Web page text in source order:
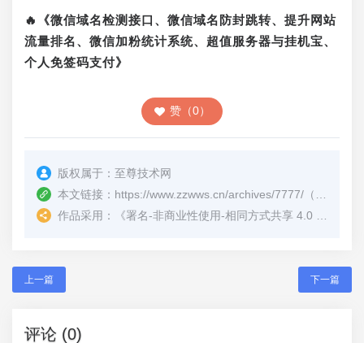
🔥《微信域名检测接口、微信域名防封跳转、提升网站
流量排名、微信加粉统计系统、超值服务器与挂机宝、
个人免签码支付》
赞（0）
版权属于： 至尊技术网
本文链接： https://www.zzwws.cn/archives/7777/ （转载时请注明本文出处及文章链接）
作品采用：
《署名-非商业性使用-相同方式共享 4.0 国际 (CC BY-NC-SA 4.0)
上一篇 下一篇
评论 (0)